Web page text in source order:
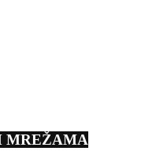
MREŽAMA